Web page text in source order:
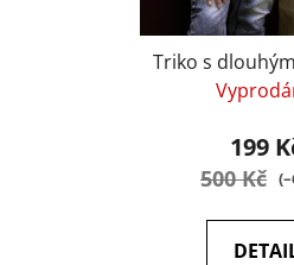
Triko s
199
500 Kč